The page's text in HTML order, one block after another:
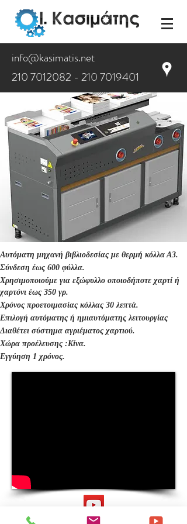
info@kasimatis.net
210 7012082 - 2107019401
Προϊόντα:Θερμοκόληση- BW K7
Αυτόματη μηχανή βιβλιοδεσίας με θερμή κόλλα Α3.
Σύνδεση έως 600 φύλλα.
Χρησιμοποιούμε για εξώφυλλο οποιοδήποτε χαρτί ή
χαρτόνι έως 350 γρ.
Χρόνος προετοιμασίας κόλλας 30 λεπτά.
Επιλογή αυτόματης ή ημιαυτόματης λειτουργίας
Διαθέτει σύστημα αγριέματος χαρτιού.
Χώρα προέλευσης :Κίνα.
Εγγύηση 1 χρόνος.